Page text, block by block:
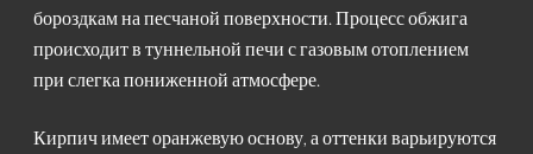
бороздкам на песчаной поверхности. Процесс обжига
происходит в туннельной печи с газовым отоплением
при слегка пониженной атмосфере.
Кирпич имеет оранжевую основу, а оттенки варьируются